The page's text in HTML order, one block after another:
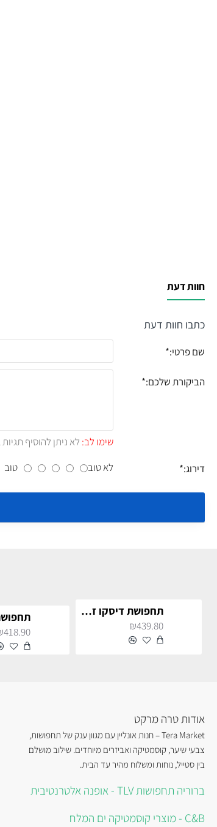
חוות דעת
כתבו חוות דעת
שם פרטי:
הביקורת שלכם:
שימו לב: לא ניתן להוסיף תגיות HTML בביקורת.!
דירוג:
לא טוב טוב
תחפושת דיסקו זוגית
₪439.80
אודות טרה מרקט
Tera Market – חנות אונליין עם מגוון ענק של תחפושות,
צבעי שיער, קוסמטיקה ואביזרים מיוחדים. שילוב מושלם
בין סטייל, נוחות ומשלוח מהיר עד הבית.
ברוריה תחפושות TLV - אופנה אלטרנטיבית
C&B - מוצרי קוסמטיקה ים המלח